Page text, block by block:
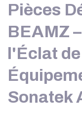
Pièces
BEAMZ
l'Éclat
Sonatek